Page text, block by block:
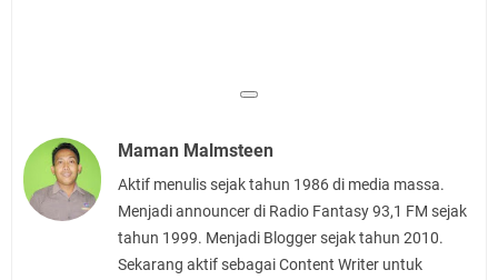
Maman Malmsteen
Aktif menulis sejak tahun 1986 di media massa.
Menjadi announcer di Radio Fantasy 93,1 FM sejak
tahun 1999. Menjadi Blogger sejak tahun 2010.
Sekarang aktif sebagai Content Writer untuk